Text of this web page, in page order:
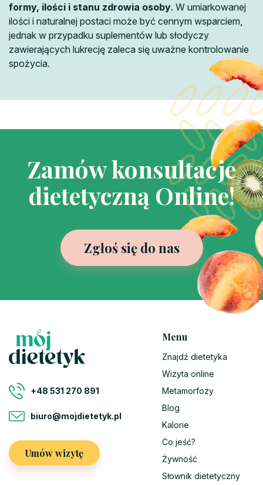
formy, ilości i stanu zdrowia osoby. W umiarkowanej
ilości i naturalnej postaci może być cennym wsparciem,
jednak w przypadku suplementów lub słodyczy
zawierających lukrecję zaleca się uważne kontrolowanie
spożycia.
Zamów konsultacje
dietetyczną Online!
Zgłoś się do nas
+48 531 270 891
biuro@mojdietetyk.pl
Umów wizytę
Menu
Znajdź dietetyka
Wizyta online
Metamorfozy
Blog
Kalorie
Co jeść?
Żywność
Słownik dietetyczny